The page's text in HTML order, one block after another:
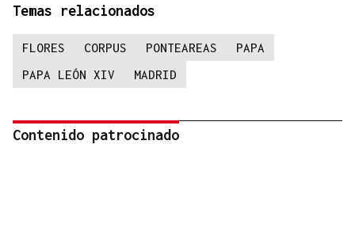
Temas relacionados
FLORES CORPUS PONTEAREAS
PAPA
PAPA LEÓN XIV
MADRID
Contenido patrocinado